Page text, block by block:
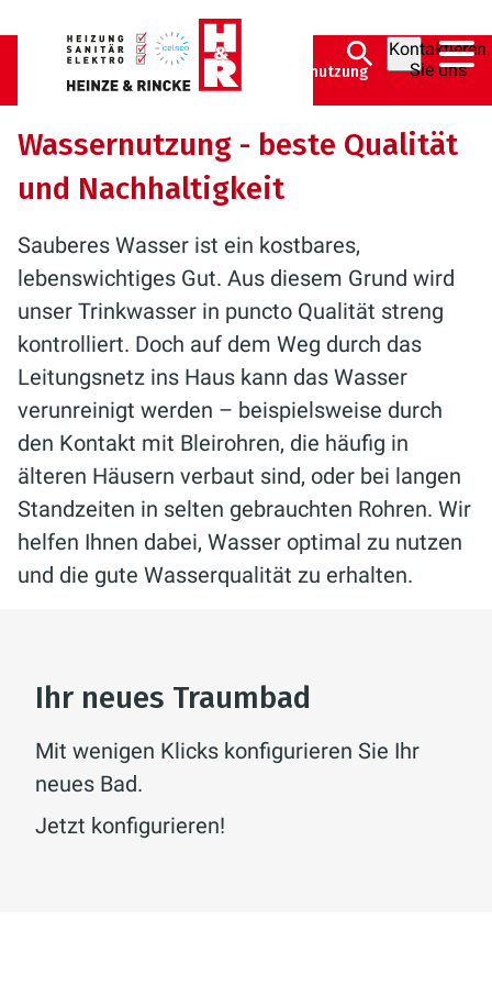
Kontaktieren
Sie uns
Heinze & Rincke GmbH Bad Wassernutzung
Wassernutzung - beste Qualität
und Nachhaltigkeit
Sauberes Wasser ist ein kostbares,
lebenswichtiges Gut. Aus diesem Grund wird
unser Trinkwasser in puncto Qualität streng
kontrolliert. Doch auf dem Weg durch das
Leitungsnetz ins Haus kann das Wasser
verunreinigt werden – beispielsweise durch
den Kontakt mit Bleirohren, die häufig in
älteren Häusern verbaut sind, oder bei langen
Standzeiten in selten gebrauchten Rohren. Wir
helfen Ihnen dabei, Wasser optimal zu nutzen
und die gute Wasserqualität zu erhalten.
Ihr neues Traumbad
Mit wenigen Klicks konfigurieren Sie Ihr
neues Bad.
Jetzt konfigurieren!